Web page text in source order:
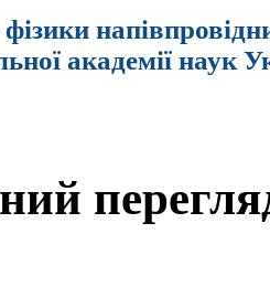
фізики
академії наук